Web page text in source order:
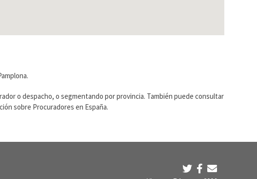
o despacho, o segmentando por provincia. También puede consultar
sobre Procuradores en España.